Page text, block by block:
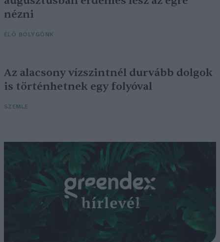
nézni
ÉLŐ BOLYGÓNK
Az alacsony vízszintnél durvább dolgok
is történhetnek egy folyóval
SZEMLE